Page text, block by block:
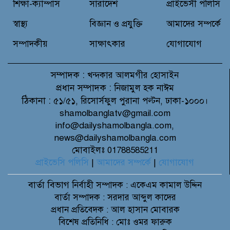
শিক্ষা-ক্যাম্পাস
স্বাস্থ্য
সম্পাদকীয়
সারাদেশ
বিজ্ঞান ও প্রযুক্তি
সাক্ষাৎকার
প্রাইভেসী পলিসি
আমাদের সম্পর্কে
যোগাযোগ
সম্পাদক : খন্দকার আলমগীর হোসাইন
প্রধান সম্পাদক : নিজামুল হক নাঈম
ঠিকানা : ৫১/৫১, রিসোর্সফুল পুরানা পল্টন, ঢাকা-১০০০।
shamolbanglatv@gmail.com
info@dailyshamolbangla.com,
news@dailyshamolbangla.com
মোবাইলঃ 01788585211
প্রাইভেসি পলিসি | আমাদের সম্পর্কে | যোগাযোগ
বার্তা বিভাগনির্বাহী সম্পাদক : একেএম কামাল উদ্দিন
বার্তা সম্পাদক : সরদার আব্দুল কাদের
প্রধান প্রতিবেদক : আল হাসান মোবারক
বিশেষ প্রতিনিধি : মোঃ ওমর ফারুক